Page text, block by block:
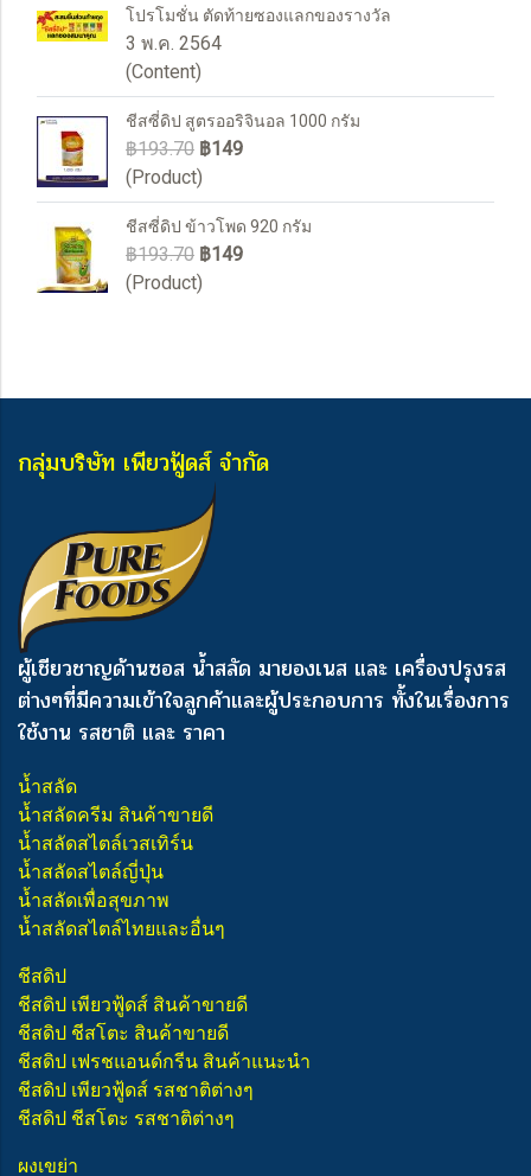
โปรโมชั่น ตัดท้ายซองแลกของรางวัล
3 พ.ค. 2564
(Content)
ชีสซี่ดิป สูตรออริจินอล 1000 กรัม
฿193.70 ฿149
(Product)
ชีสซี่ดิป ข้าวโพด 920 กรัม
฿193.70 ฿149
(Product)
กลุ่มบริษัท เพียวฟู้ดส์ จำกัด
ผู้เชียวชาญด้านซอส น้ำสลัด มายองเนส และ เครื่องปรุงรส
ต่างๆที่มีความเข้าใจลูกค้าและผู้ประกอบการ ทั้งในเรื่องการ
ใช้งาน รสชาติ และ ราคา
น้ำสลัด
น้ำสลัดครีม สินค้าขายดี
น้ำสลัดสไตล์เวสเทิร์น
น้ำสลัดสไตล์ญี่ปุ่น
น้ำสลัดเพื่อสุขภาพ
น้ำสลัดสไตล์ไทยและอื่นๆ
ชีสดิป
ชีสดิป เพียวฟู้ดส์ สินค้าขายดี
ชีสดิป ชีสโตะ สินค้าขายดี
ชีสดิป เฟรชแอนด์กรีน สินค้าแนะนำ
ชีสดิป เพียวฟู้ดส์ รสชาติต่างๆ
ชีสดิป ชีสโตะ รสชาติต่างๆ
ผงเขย่า